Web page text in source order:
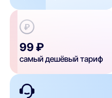
99 ₽
самый дешёвый тариф